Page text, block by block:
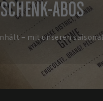
ABOS
– mit unseren